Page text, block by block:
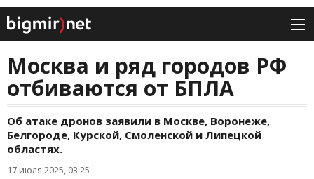
Москва и ряд городов РФ
отбиваются от БПЛА
Об атаке дронов заявили в Москве, Воронеже,
Белгороде, Курской, Смоленской и Липецкой
областях.
17 июля 2025, 03:25